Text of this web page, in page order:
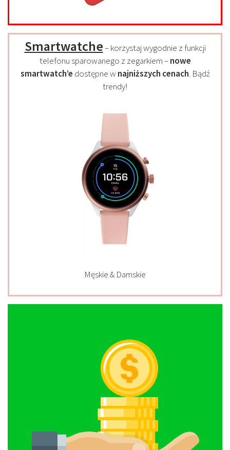
Smartwatche– korzystaj wygodnie z funkcji
telefonu sparowanego z zegarkiem –nowe
smartwatch’e dostępne w najniższych cenach. Bądź
trendy!
Męskie & Damskie